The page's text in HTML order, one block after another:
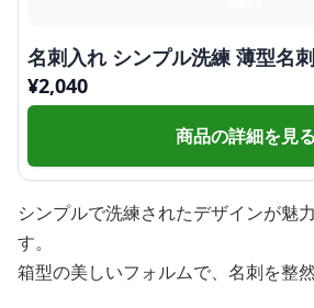
名刺入れ シンプル洗練 薄型名
¥2,040
商品の詳細を見る
シンプルで洗練されたデザインが魅
す。
箱型の美しいフォルムで、名刺を整